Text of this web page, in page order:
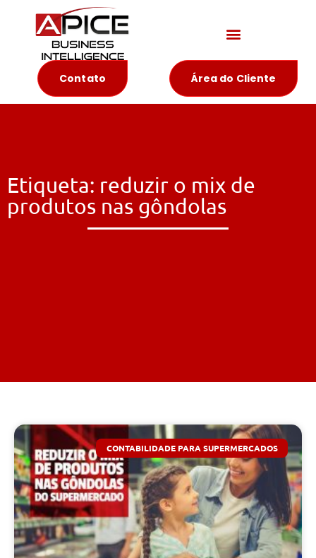
Contato Área do Cliente
Etiqueta: reduzir o mix de
produtos nas gôndolas
CONTABILIDADE PARA SUPERMERCADOS